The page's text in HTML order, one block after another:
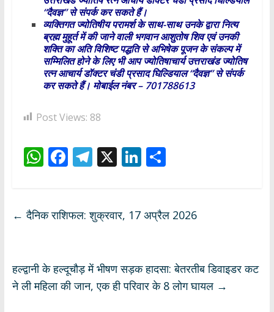
“दैवज्ञ” से संपर्क कर सकते हैं।
व्यक्तिगत ज्योतिषीय परामर्श के साथ-साथ उनके द्वारा नित्य
ब्रह्म मुहूर्त में की जाने वाली भगवान आशुतोष शिव एवं उनकी
शक्ति का अति विशिष्ट पद्धति से अभिषेक पूजन के संकल्प में
सम्मिलित होने के लिए भी आप ज्योतिषाचार्य उत्तराखंड ज्योतिष
रत्न आचार्य डॉक्टर चंडी प्रसाद घिल्डियाल “दैवज्ञ” से संपर्क
कर सकते हैं। मोबाईल नंबर – 701788613
Post Views: 88
W
s
p
F
b
k
T
gr
X Li
e
S
e
← दैनिक राशिफल: शुक्रवार, 17 अप्रैल 2026
हल्द्वानी के हल्दूचौड़ में भीषण सड़क हादसा: बेतरतीब डिवाइडर कट
ने ली महिला की जान, एक ही परिवार के 8 लोग घायल →